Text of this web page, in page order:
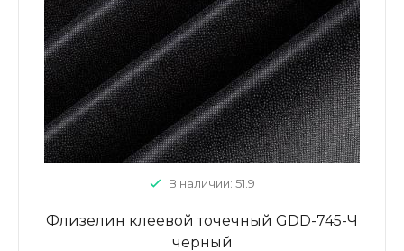
В наличии: 51.9
Флизелин клеевой точечный GDD-745-Ч
черный